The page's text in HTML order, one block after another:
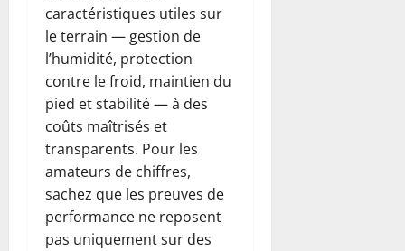
caractéristiques utiles sur
le terrain — gestion de
l’humidité, protection
contre le froid, maintien du
pied et stabilité — à des
coûts maîtrisés et
transparents. Pour les
amateurs de chiffres,
sachez que les preuves de
performance ne reposent
pas uniquement sur des